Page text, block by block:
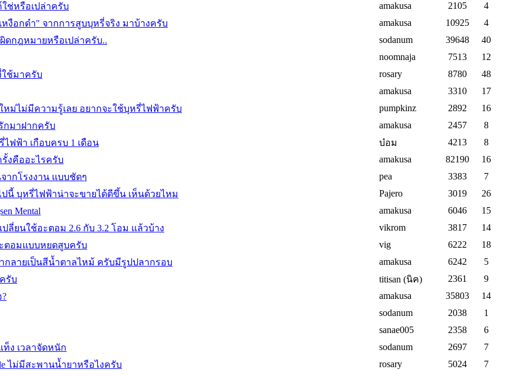
ช่หรือเปล่าครับ amakusa 2105
4
งือกดำ" จากการสูบบุหรี่จริง มาบ้างครับ amakusa 10925
4
ดกฎหมายหรือเปล่าครับ.. sodanum 39648
40
noomnaja 7513
12
ช้มาครับ rosary 8780
48
amakusa 3310
17
ม่ไม่มีความรู้เลย อยากจะใช้บุหรี่ไฟฟ้าครับ pumpkinz 2892
16
กมาฝากครับ amakusa 2457
8
ฟฟ้า เกือบครบ 1 เดือน บ๋อม 4213
8
รั้งคืออะไรครับ amakusa 82190
16
ากโรงงาน แบบชัดๆ pea 3383
7
นี้ บุหรี่ไฟฟ้าน่าจะขายได้ดีขึ้น เห็นด้วยไหม Pajero 3019
26
Mental amakusa 6046
15
ปลี่ยนใช้อะตอม 2.6 กับ 3.2 โอม แล้วบ้าง vikrom 3817
14
ตอมแบบหยดสูบครับ vig 6222
18
กลายเป็นสีน้ำตาลไหม้ ครับมีรูปปลากรอบ amakusa 6242
5
รับ titisan (นิค) 2361
9
amakusa 35803
14
sodanum 2038
1
sanae005 2358
6
ง เวลาจัดหนัก sodanum 2697
7
ไม่มีสะพานน้ำยาหรือไงครับ rosary 5024
7